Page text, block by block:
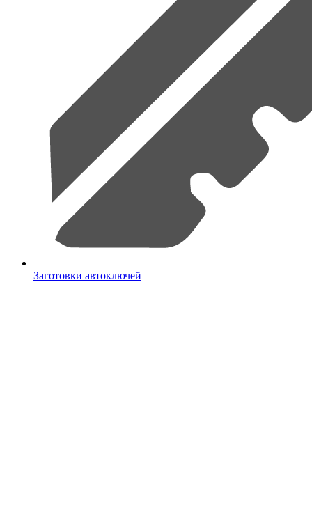
Заготовки автоключей